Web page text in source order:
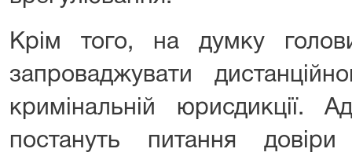
Крім того, на думку
запроваджувати
кримінальній
постануть питання